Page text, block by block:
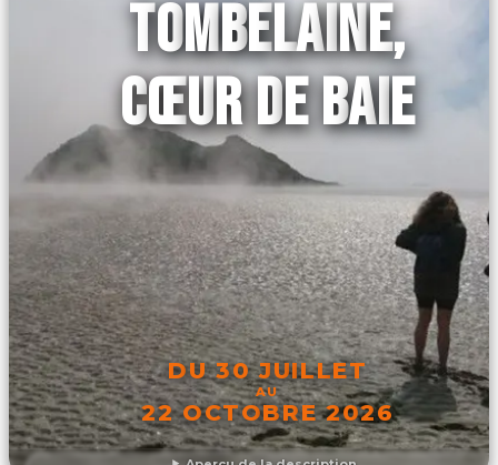
TOMBELAINE,
CŒUR DE BAIE
DU 30 JUILLET
AU
22 OCTOBRE 2026